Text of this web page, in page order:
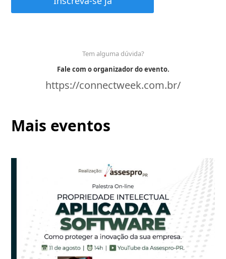
Tem alguma dúvida?
Fale com o organizador do evento.
https://connectweek.com.br/
Mais eventos